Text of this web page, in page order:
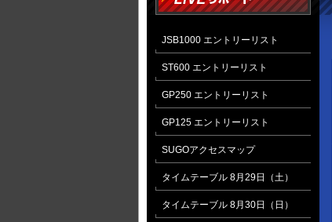
JSB1000 エントリーリスト
ST600 エントリーリスト
GP250 エントリーリスト
GP125 エントリーリスト
SUGOアクセスマップ
タイムテーブル 8月29日（土）
タイムテーブル 8月30日（日）